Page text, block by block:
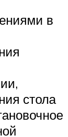
в
стола